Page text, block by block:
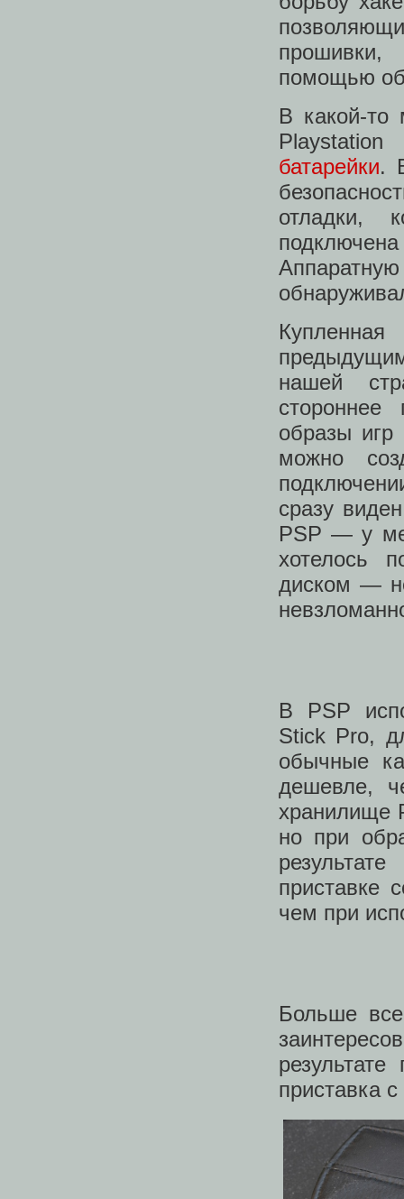
прошивки,
помощью
В какой-то
батарейки.
отладки,
нашей
стороннее
образы
можно
сразу
PSP — у
хотелось
диском —
В PSP
Stick Pro,
обычные
дешевле,
хранилище
но при
приставке
чем при
Больше
приставка